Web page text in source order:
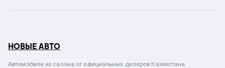
НОВЫЕ АВТО
Автомобили из салона от официальных дилеров Казахстана.